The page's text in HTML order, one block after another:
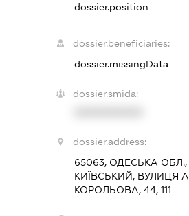
dossier.position -
dossier.beneficiaries:
dossier.missingData
dossier.smida:
dossier.address:
65063, ОДЕСЬКА
КИЇВСЬКИЙ, ВУЛИЦЯ
КОРОЛЬОВА, 44, 111